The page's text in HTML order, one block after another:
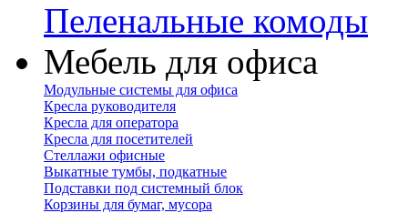
Пеленальные комоды
Мебель для офиса
Модульные системы для офиса
Кресла руководителя
Кресла для оператора
Кресла для посетителей
Стеллажи офисные
Выкатные тумбы, подкатные
Подставки под системный блок
Корзины для бумаг, мусора